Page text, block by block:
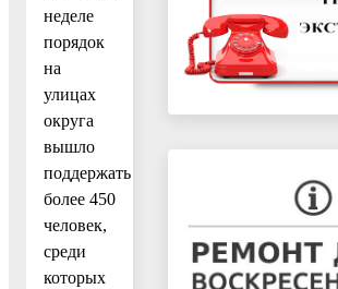
неделе
порядок
на
улицах
округа
вышло
поддержать
более 450
человек,
среди
которых